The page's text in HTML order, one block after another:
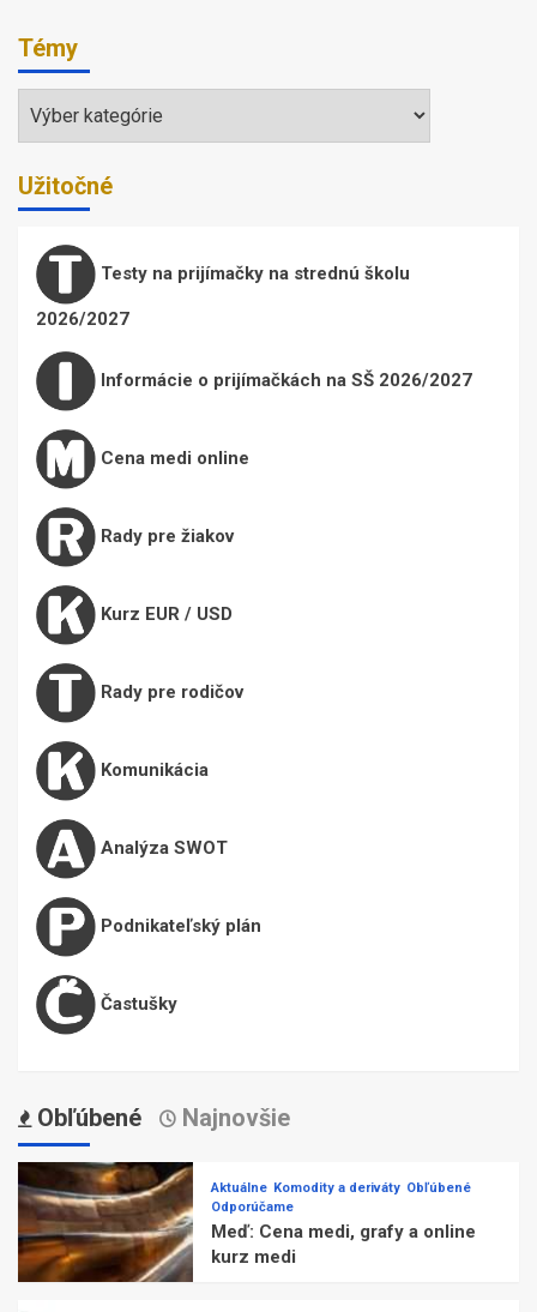
Témy
Témy
Užitočné
Testy na prijímačky na strednú školu
2026/2027
Informácie o prijímačkách na SŠ 2026/2027
Cena medi online
Rady pre žiakov
Kurz EUR / USD
Rady pre rodičov
Komunikácia
Analýza SWOT
Podnikateľský plán
Častušky
Obľúbené Najnovšie
Aktuálne Komodity a deriváty Obľúbené
Odporúčame
Meď: Cena medi, grafy a online
kurz medi